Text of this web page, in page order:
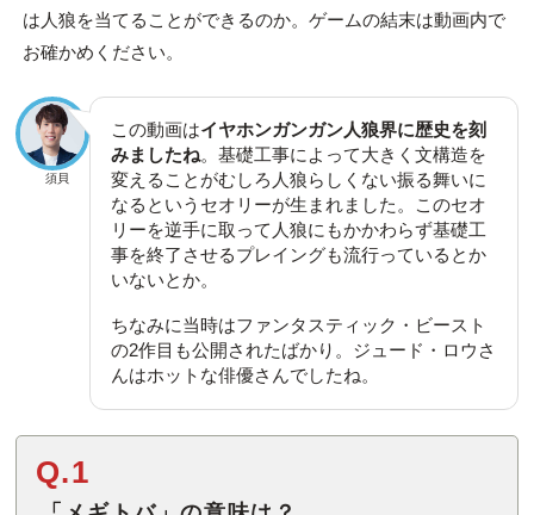
は人狼を当てることができるのか。ゲームの結末は動画内で
お確かめください。
須貝
この動画はイヤホンガンガン人狼界に歴史を刻
みましたね。基礎工事によって大きく文構造を
変えることがむしろ人狼らしくない振る舞いに
なるというセオリーが生まれました。このセオ
リーを逆手に取って人狼にもかかわらず基礎工
事を終了させるプレイングも流行っているとか
いないとか。
ちなみに当時はファンタスティック・ビースト
の2作目も公開されたばかり。ジュード・ロウさ
んはホットな俳優さんでしたね。
Q.1